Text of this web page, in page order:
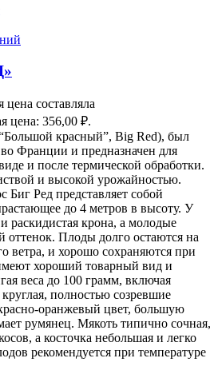
цена составляла
цена: 356,00 ₽.
красный”, Big Red), был
Франции и предназначен для
и после термической обработки.
и высокой урожайностью.
Биг Ред представляет собой
до 4 метров в высоту. У
и раскидистая крона, а молодые
Плоды долго остаются на
ветра, и хорошо сохраняются при
хороший товарный вид и
веса до 100 грамм, включая
полностью созревшие
оранжевый цвет, большую
румянец. Мякоть типично сочная,
а косточка небольшая и легко
рекомендуется при температуре